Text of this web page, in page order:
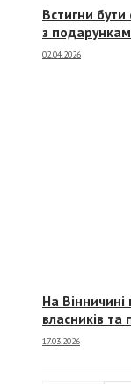
Встигни
з
02.04.2026
На Вінничині
власників
17.03.2026